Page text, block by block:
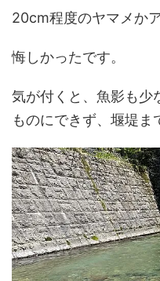
20cm程度のヤマメか
悔しかったです。
気が付くと、魚影も少
ものにできず、堰堤ま